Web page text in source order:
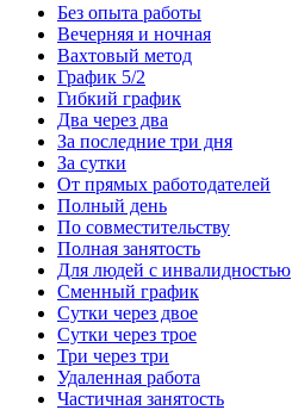
Без опыта работы
Вечерняя и ночная
Вахтовый метод
График 5/2
Гибкий график
Два через два
За последние три дня
За сутки
От прямых работодателей
Полный день
По совместительству
Полная занятость
Для людей с инвалидностью
Сменный график
Сутки через двое
Сутки через трое
Три через три
Удаленная работа
Частичная занятость